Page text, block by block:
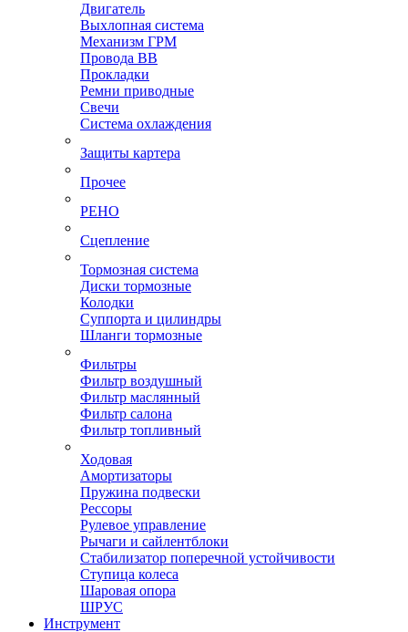
Двигатель
Выхлопная система
Механизм ГРМ
Провода ВВ
Прокладки
Ремни приводные
Свечи
Система охлаждения
Защиты картера
Прочее
РЕНО
Сцепление
Тормозная система
Диски тормозные
Колодки
Суппорта и цилиндры
Шланги тормозные
Фильтры
Фильтр воздушный
Фильтр маслянный
Фильтр салона
Фильтр топливный
Ходовая
Амортизаторы
Пружина подвески
Рессоры
Рулевое управление
Рычаги и сайлентблоки
Стабилизатор поперечной устойчивости
Ступица колеса
Шаровая опора
ШРУС
Инструмент